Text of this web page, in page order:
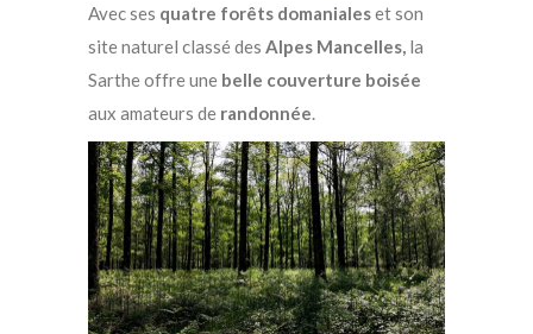
Avec ses quatre forêts domanialeset son
site naturel classé des Alpes Mancelles, la
Sarthe offre une belle couverture boisée
aux amateurs de randonnée.